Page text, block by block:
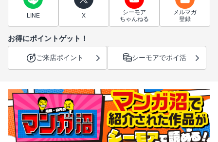
LINE X
シーモア
ちゃんねる
メルマガ
登録
お得にポイントゲット！
ご来店ポイント シーモアでポイ活